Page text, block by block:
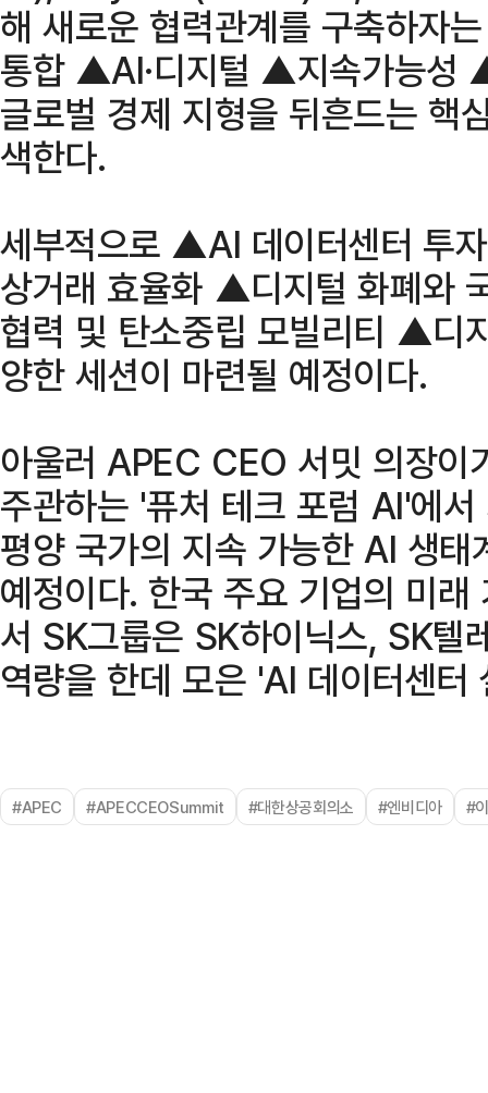
해 새로운 협력관계를 구축하자
통합 ▲AI·디지털 ▲지속가능성
글로벌 경제 지형을 뒤흔드는 핵
색한다.
세부적으로 ▲AI 데이터센터 투
상거래 효율화 ▲디지털 화폐와
협력 및 탄소중립 모빌리티 ▲디
양한 세션이 마련될 예정이다.
아울러 APEC CEO 서밋 의장이
주관하는 '퓨처 테크 포럼 AI'에
평양 국가의 지속 가능한 AI 생
예정이다. 한국 주요 기업의 미
서 SK그룹은 SK하이닉스, SK
역량을 한데 모은 'AI 데이터센터
#APEC #APECCEOSummit #대한상공회의소 #엔비디아 #